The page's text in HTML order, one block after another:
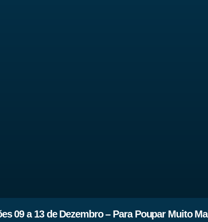
09 a 13 de Dezembro – Para Poupar Muito